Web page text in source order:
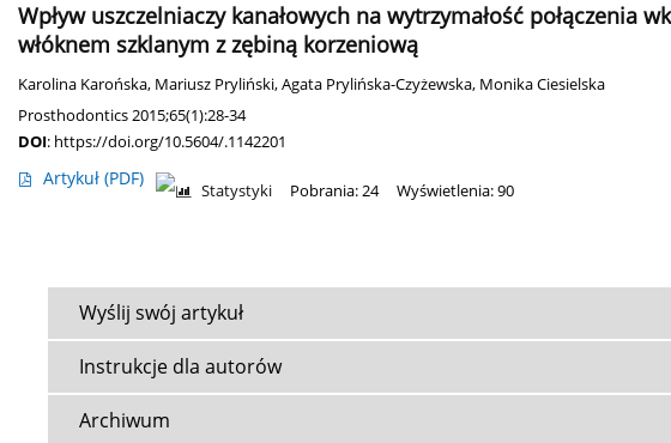
Wpływ uszczelniaczy kanałowych na wytrzymałość
włóknem szklanym z zębiną korzeniową
Karolina Karońska, Mariusz Pryliński,Agata Prylińska-Czyżewska, Monika Ciesielska
Prosthodontics 2015;65(1):28-34
DOI: https://doi.org/10.5604/.1142201
Artykuł (PDF)
Statystyki Pobrania: 24 Wyświetlenia: 90
Wyślij swój artykuł
Instrukcje dla autorów
Archiwum